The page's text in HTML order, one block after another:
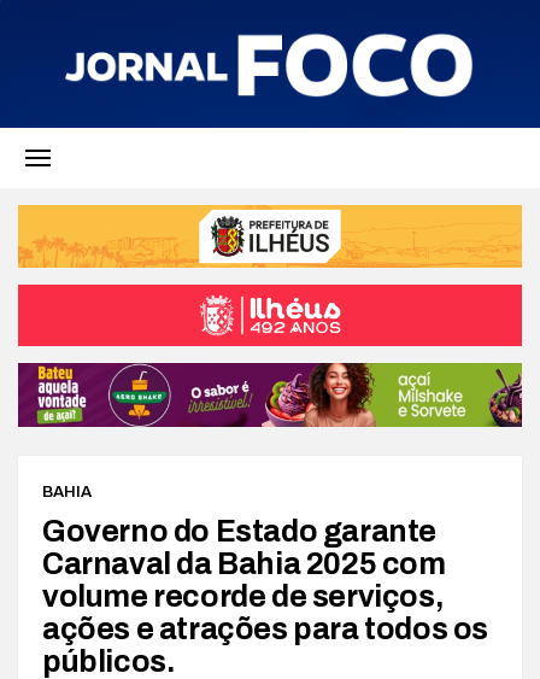
BAHIA
Governo do Estado garante
Carnaval da Bahia 2025 com
volume recorde de serviços,
ações e atrações para todos os
públicos.